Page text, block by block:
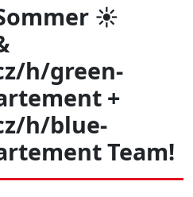
☀️
h/green-
+
h/blue-
Team!